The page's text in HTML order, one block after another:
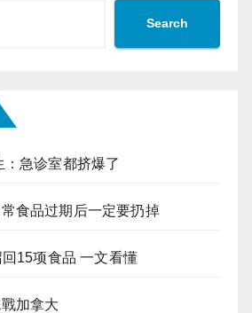
Search
急诊室都挤爆了
食品过期后一定要扔掉
15项食品 一文看懂
加拿大